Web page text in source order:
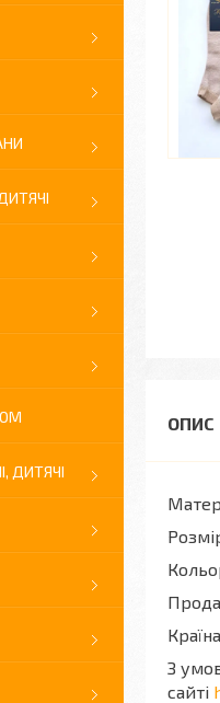
З
сайті
ДИТЯЧІ